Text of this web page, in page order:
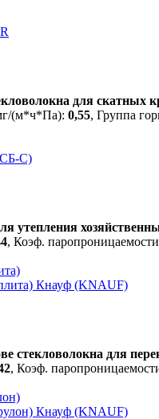
для скатных
(м*ч*Па): 0,55, Группа
С)
утепления
, Коэф.
Кнауф (KNAUF)
стекловолокна для
, Коэф.
Кнауф (KNAUF)